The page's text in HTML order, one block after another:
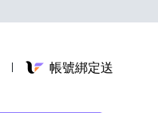
帳號綁定送